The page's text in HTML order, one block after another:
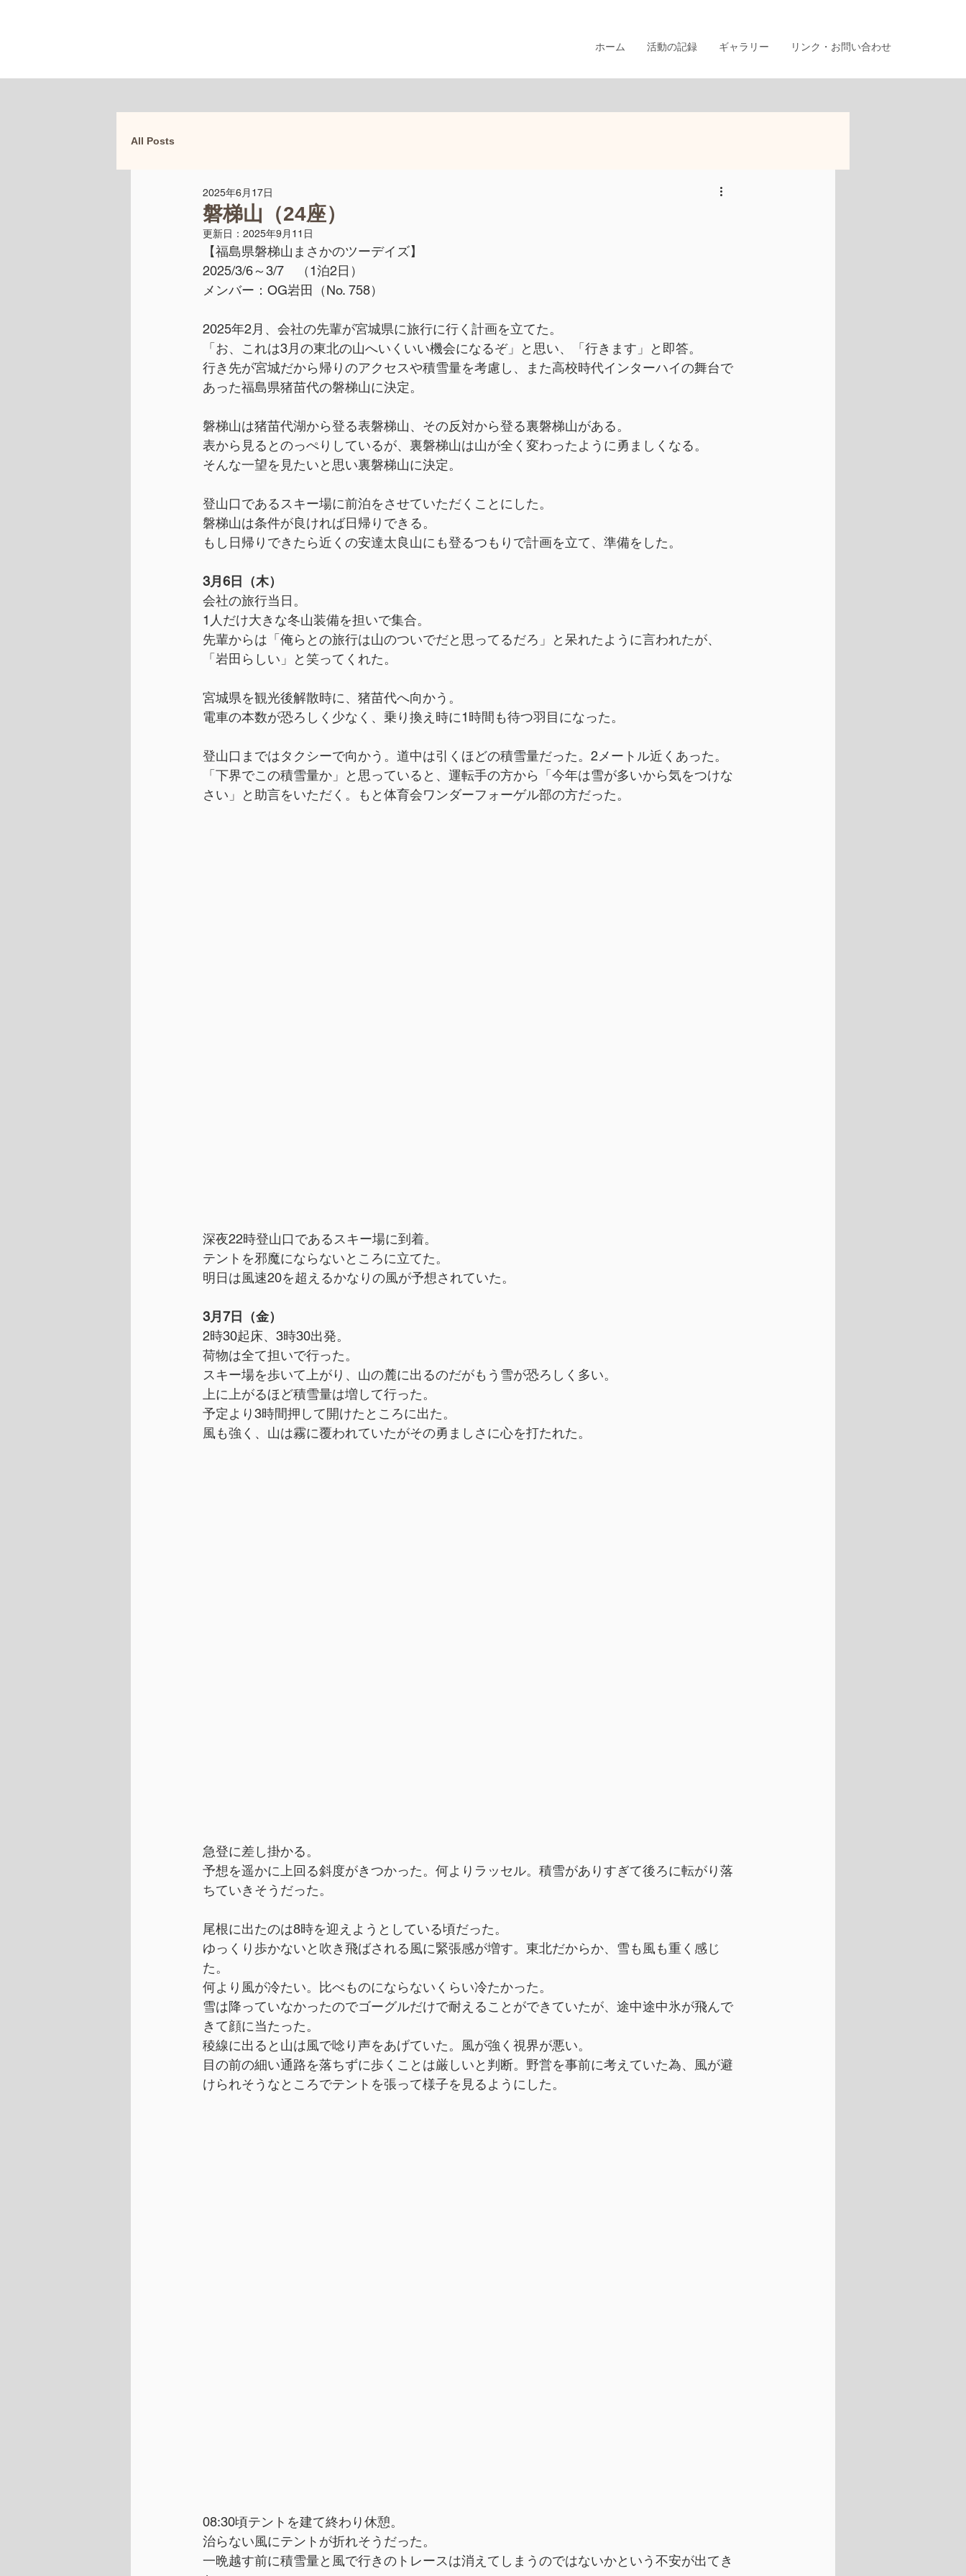
ホーム 活動の記録 ギャラリー リンク・お問い合わせ
All Posts
磐梯山（24座）
2025年6月17日
更新日： 2025年9月11日
【福島県磐梯山まさかのツーデイズ】
2025/3/6～3/7　（1泊2日）
メンバー：OG岩田（No. 758）
2025年2月、会社の先輩が宮城県に旅行に行く計画を立てた。
「お、これは3月の東北の山へいくいい機会になるぞ」と思い、「行きます」と即答。
行き先が宮城だから帰りのアクセスや積雪量を考慮し、また高校時代インターハイの舞台で
あった福島県猪苗代の磐梯山に決定。
磐梯山は猪苗代湖から登る表磐梯山、その反対から登る裏磐梯山がある。
表から見るとのっぺりしているが、裏磐梯山は山が全く変わったように勇ましくなる。
そんな一望を見たいと思い裏磐梯山に決定。
登山口であるスキー場に前泊をさせていただくことにした。
磐梯山は条件が良ければ日帰りできる。
もし日帰りできたら近くの安達太良山にも登るつもりで計画を立て、準備をした。
3月6日（木）
会社の旅行当日。
1人だけ大きな冬山装備を担いで集合。
先輩からは「俺らとの旅行は山のついでだと思ってるだろ」と呆れたように言われたが、
「岩田らしい」と笑ってくれた。
宮城県を観光後解散時に、猪苗代へ向かう。
電車の本数が恐ろしく少なく、乗り換え時に1時間も待つ羽目になった。
登山口まではタクシーで向かう。道中は引くほどの積雪量だった。2メートル近くあった。
「下界でこの積雪量か」と思っていると、運転手の方から「今年は雪が多いから気をつけな
さい」と助言をいただく。もと体育会ワンダーフォーゲル部の方だった。
深夜22時登山口であるスキー場に到着。
テントを邪魔にならないところに立てた。
明日は風速20を超えるかなりの風が予想されていた。
3月7日（金）
2時30起床、3時30出発。
荷物は全て担いで行った。
スキー場を歩いて上がり、山の麓に出るのだがもう雪が恐ろしく多い。
上に上がるほど積雪量は増して行った。
予定より3時間押して開けたところに出た。
風も強く、山は霧に覆われていたがその勇ましさに心を打たれた。
急登に差し掛かる。
予想を遥かに上回る斜度がきつかった。何よりラッセル。積雪がありすぎて後ろに転がり落
ちていきそうだった。
尾根に出たのは8時を迎えようとしている頃だった。
ゆっくり歩かないと吹き飛ばされる風に緊張感が増す。東北だからか、雪も風も重く感じ
た。
何より風が冷たい。比べものにならないくらい冷たかった。
雪は降っていなかったのでゴーグルだけで耐えることができていたが、途中途中氷が飛んで
きて顔に当たった。
稜線に出ると山は風で唸り声をあげていた。風が強く視界が悪い。
目の前の細い通路を落ちずに歩くことは厳しいと判断。野営を事前に考えていた為、風が避
けられそうなところでテントを張って様子を見るようにした。
08:30頃テントを建て終わり休憩。
治らない風にテントが折れそうだった。
一晩越す前に積雪量と風で行きのトレースは消えてしまうのではないかという不安が出てき